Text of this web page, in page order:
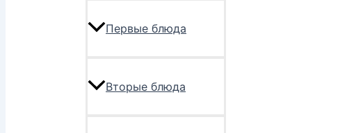
Первые блюда
Вторые блюда